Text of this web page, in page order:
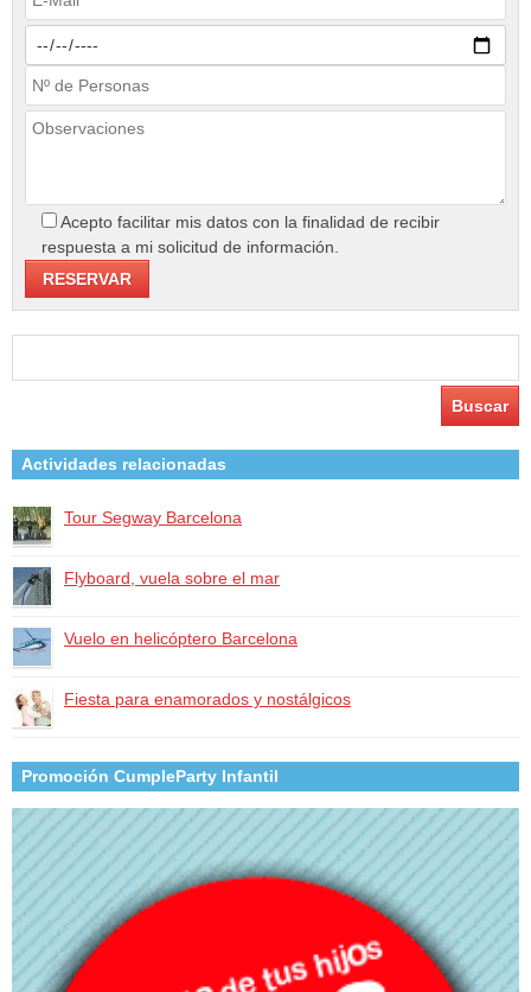
Acepto facilitar mis datos con la finalidad de recibir
respuesta a mi solicitud de información.
Actividades relacionadas
Tour Segway Barcelona​
Flyboard, vuela sobre el mar
Vuelo en helicóptero Barcelona
Fiesta para enamorados y nostálgicos
Promoción CumpleParty Infantil